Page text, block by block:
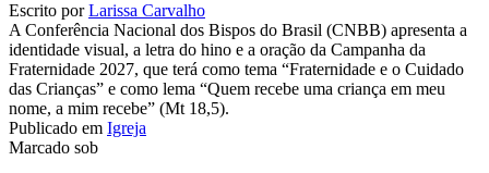
Escrito porLarissa Carvalho
A Conferência Nacional dos Bispos do Brasil (CNBB) apresenta a
identidade visual, a letra do hino e a oração da Campanha da
Fraternidade 2027, que terá como tema “Fraternidade e o Cuidado
das Crianças” e como lema “Quem recebe uma criança em meu
nome, a mim recebe” (Mt 18,5).
Publicado em Igreja
Marcado sob